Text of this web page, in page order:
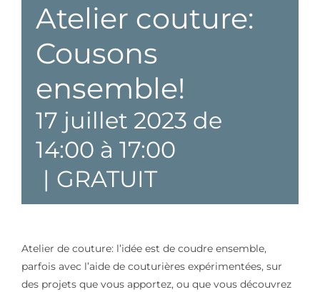
Atelier couture:
Cousons
ensemble!
17 juillet 2023 de
14:00 à 17:00
| GRATUIT
Atelier de couture: l’idée est de coudre ensemble,
parfois avec l’aide de couturières expérimentées, sur
des projets que vous apportez, ou que vous découvrez